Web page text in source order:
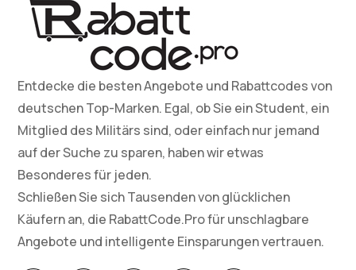
Entdecke die besten Angebote und Rabattcodes von
deutschen Top-Marken. Egal, ob Sie ein Student, ein
Mitglied des Militärs sind, oder einfach nur jemand
auf der Suche zu sparen, haben wir etwas
Besonderes für jeden.
Schließen Sie sich Tausenden von glücklichen
Käufern an, die RabattCode.Pro für unschlagbare
Angebote und intelligente Einsparungen vertrauen.